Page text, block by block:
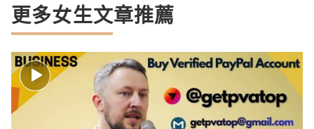
更多女生文章推薦